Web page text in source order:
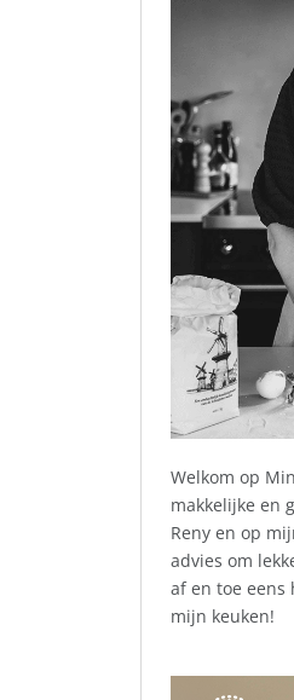
Welkom op
makkelijke en
Reny en op
advies om
af en toe eens
mijn keuken!